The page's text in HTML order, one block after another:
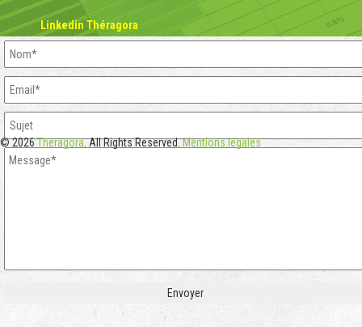
Linkedin Théragora
© 2026Theragora. All Rights Reserved.Mentions légales